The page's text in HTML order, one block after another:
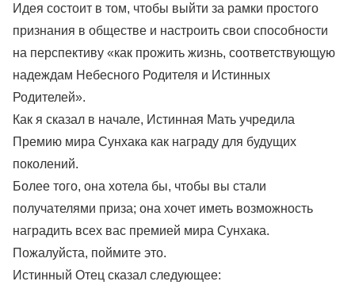
Идея состоит в том, чтобы выйти за рамки простого
признания в обществе и настроить свои способности
на перспективу «как прожить жизнь, соответствующую
надеждам Небесного Родителя и Истинных
Родителей».
Как я сказал в начале, Истинная Мать учредила
Премию мира Сунхака как награду для будущих
поколений.
Более того, она хотела бы, чтобы вы стали
получателями приза; она хочет иметь возможность
наградить всех вас премией мира Сунхака.
Пожалуйста, поймите это.
Истинный Отец сказал следующее: